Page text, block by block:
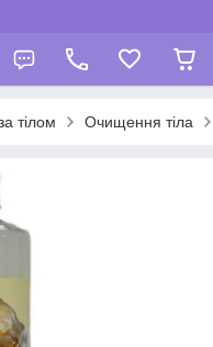
тілом Очищення тіла